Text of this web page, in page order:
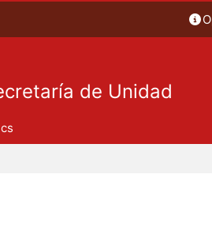
de Unidad